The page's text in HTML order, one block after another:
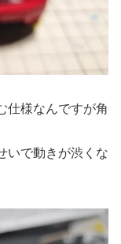
仕様なんですが角
いで動きが渋くな